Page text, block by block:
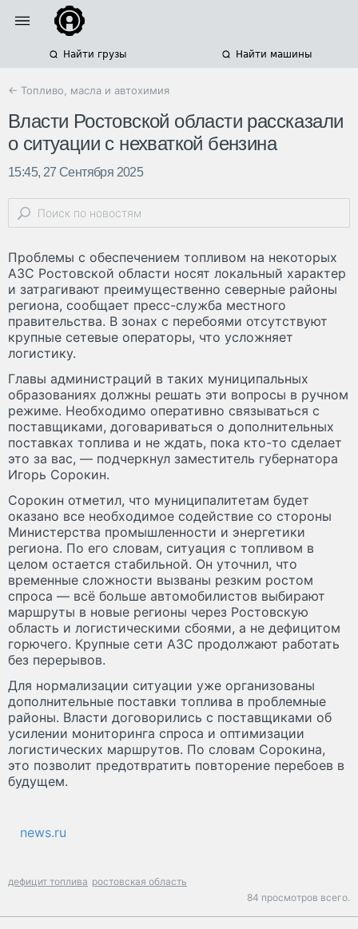
Найти грузы Найти машины
← Топливо, масла и автохимия
Власти Ростовской области рассказали
о ситуации с нехваткой бензина
15:45, 27 Сентября 2025
Проблемы с обеспечением топливом на некоторых
АЗС Ростовской области носят локальный характер
и затрагивают преимущественно северные районы
региона, сообщает пресс-служба местного
правительства. В зонах с перебоями отсутствуют
крупные сетевые операторы, что усложняет
логистику.
Главы администраций в таких муниципальных
образованиях должны решать эти вопросы в ручном
режиме. Необходимо оперативно связываться с
поставщиками, договариваться о дополнительных
поставках топлива и не ждать, пока кто-то сделает
это за вас, — подчеркнул заместитель губернатора
Игорь Сорокин.
Сорокин отметил, что муниципалитетам будет
оказано все необходимое содействие со стороны
Министерства промышленности и энергетики
региона. По его словам, ситуация с топливом в
целом остается стабильной. Он уточнил, что
временные сложности вызваны резким ростом
спроса — всё больше автомобилистов выбирают
маршруты в новые регионы через Ростовскую
область и логистическими сбоями, а не дефицитом
горючего. Крупные сети АЗС продолжают работать
без перерывов.
Для нормализации ситуации уже организованы
дополнительные поставки топлива в проблемные
районы. Власти договорились с поставщиками об
усилении мониторинга спроса и оптимизации
логистических маршрутов. По словам Сорокина,
это позволит предотвратить повторение перебоев в
будущем.
news.ru
дефицит топлива ростовская область
84 просмотров всего.